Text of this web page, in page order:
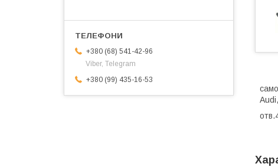
+380 (68) 541-42-96
Viber, Telegram
+380 (99) 435-16-53